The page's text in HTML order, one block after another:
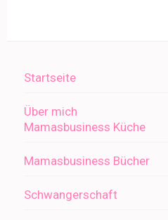
Startseite
Über mich
Mamasbusiness Küche
Mamasbusiness Bücher
Schwangerschaft